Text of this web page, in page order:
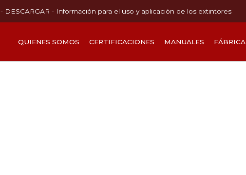
- DESCARGAR - Información para el uso y aplicación de los extintores
QUIENES SOMOS CERTIFICACIONES MANUALES FÁBRICA